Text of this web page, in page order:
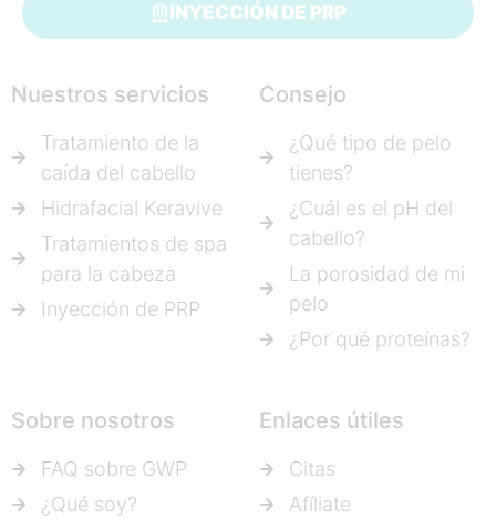
INYECCIÓN DE PRP
Nuestros servicios
Tratamiento de la
caída del cabello
Hidrafacial Keravive
Tratamientos de spa
para la cabeza
Inyección de PRP
Consejo
¿Qué tipo de pelo
tienes?
¿Cuál es el pH del
cabello?
La porosidad de mi
pelo
¿Por qué proteínas?
Sobre nosotros
FAQ sobre GWP
¿Qué soy?
Enlaces útiles
Citas
Afíliate